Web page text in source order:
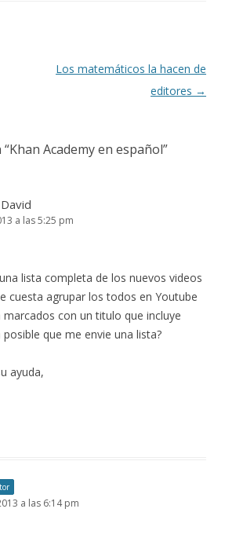
Los matemáticos la hacen de
editores →
Khan Academy en español”
a las 5:25 pm
lista completa de los nuevos videos
cuesta agrupar los todos en Youtube
con un titulo que incluye
posible que me envie una lista?
ayuda,
a las 6:14 pm